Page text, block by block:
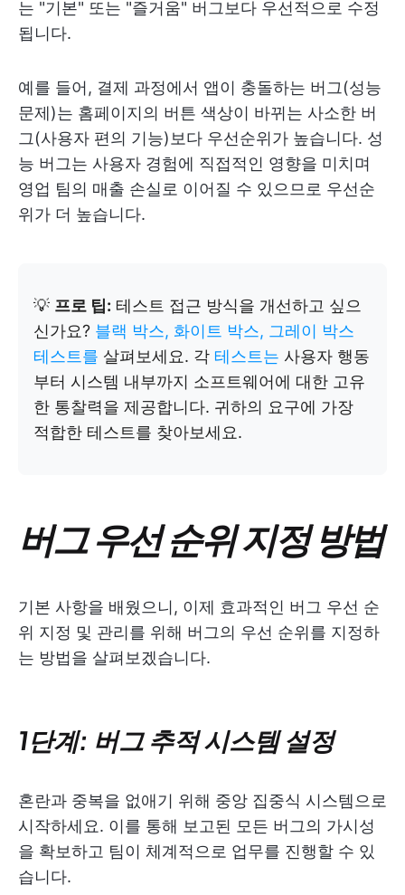
는 "기본" 또는 "즐거움" 버그보다 우선적으로 수정
됩니다.
예를 들어, 결제 과정에서 앱이 충돌하는 버그(성능
문제)는 홈페이지의 버튼 색상이 바뀌는 사소한 버
그(사용자 편의 기능)보다 우선순위가 높습니다. 성
능 버그는 사용자 경험에 직접적인 영향을 미치며
영업 팀의 매출 손실로 이어질 수 있으므로 우선순
위가 더 높습니다.
💡 프로 팁: 테스트 접근 방식을 개선하고 싶으
신가요? 블랙 박스, 화이트 박스, 그레이 박스
테스트를 살펴보세요. 각 테스트는 사용자 행동
부터 시스템 내부까지 소프트웨어에 대한 고유
한 통찰력을 제공합니다. 귀하의 요구에 가장
적합한 테스트를 찾아보세요.
버그 우선 순위 지정 방법
기본 사항을 배웠으니, 이제 효과적인 버그 우선 순
위 지정 및 관리를 위해 버그의 우선 순위를 지정하
는 방법을 살펴보겠습니다.
1단계: 버그 추적 시스템 설정
혼란과 중복을 없애기 위해 중앙 집중식 시스템으로
시작하세요. 이를 통해 보고된 모든 버그의 가시성
을 확보하고 팀이 체계적으로 업무를 진행할 수 있
습니다.